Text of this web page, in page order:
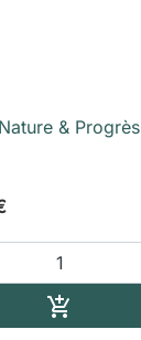
& Progrès
